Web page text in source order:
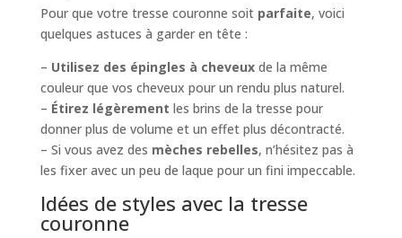
Pour que votre tresse couronne soit parfaite, voici
quelques astuces à garder en tête :
– Utilisez des épingles à cheveuxde la même
couleur que vos cheveux pour un rendu plus naturel.
– Étirez légèrement les brins de la tresse pour
donner plus de volume et un effet plus décontracté.
– Si vous avez des mèches rebelles, n’hésitez pas à
les fixer avec un peu de laque pour un fini impeccable.
Idées de styles avec la tresse
couronne